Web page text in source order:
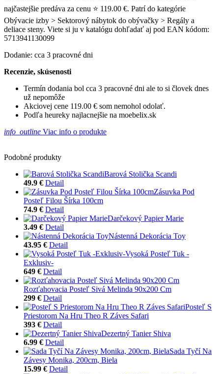
najčastejšie predáva za cenu ⭐ 119.00 €. Patrí do kategórie
Obývacie izby > Sektorový nábytok do obývačky > Regály a
deliace steny. Viete si ju v katalógu dohľadať aj pod EAN kódom:
5713941130099
Dodanie: cca 3 pracovné dni
Recenzie, skúsenosti
Termín dodania bol cca 3 pracovné dni ale to si človek dnes
už nepomôže
Akciovej cene 119.00 € som nemohol odolať.
Podľa heureky najlacnejšie na moebelix.sk
info_outline Viac info o produkte
Podobné produkty
Barová Stolička Scandi
49.9 € Detail
Zásuvka Pod
Posteľ Filou Šírka 100cm
74.9 € Detail
Darčekový Papier Marie
3.49 € Detail
Nástenná Dekorácia Toy
43.95 € Detail
Vysoká Posteľ Tuk -
Exklusiv-
649 € Detail
Rozťahovacia Posteľ Sivá Melinda 90x200 Cm
299 € Detail
Posteľ S
Priestorom Na Hru Theo R Záves Safari
393 € Detail
Dezertný Tanier Shiva
6.99 € Detail
Sada Tyčí Na
Závesy Monika, 200cm, Biela
15.99 € Detail